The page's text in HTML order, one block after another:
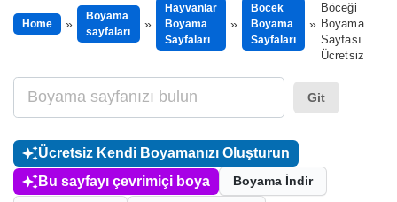
Home
Boyama
sayfaları
Hayvanlar
Boyama
Sayfaları
Böcek
Boyama
Sayfaları
Böceği
Boyama
Sayfası
Ücretsiz
Git
Ücretsiz Kendi Boyamanızı Oluşturun
Bu sayfayı çevrimiçi boya
Boyama İndir